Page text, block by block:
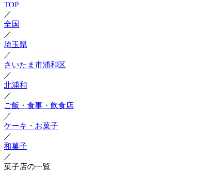
TOP
／
全国
／
埼玉県
／
さいたま市浦和区
／
北浦和
／
ご飯・食事・飲食店
／
ケーキ・お菓子
／
和菓子
／
菓子店の一覧